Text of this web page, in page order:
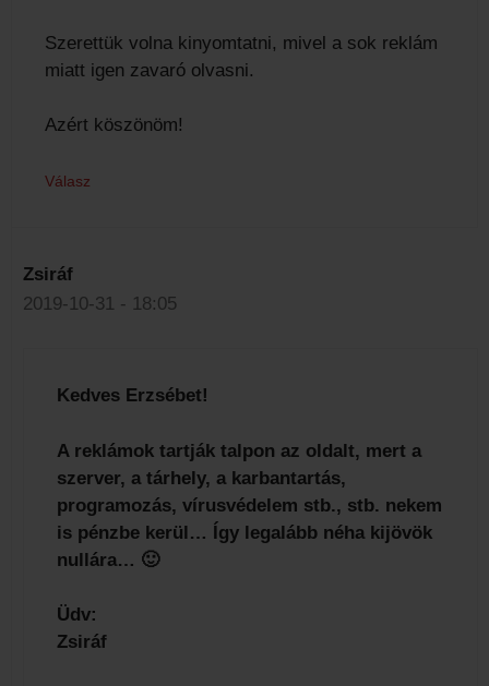
Szerettük volna kinyomtatni, mivel a sok reklám
miatt igen zavaró olvasni.
Azért köszönöm!
Válasz
Zsiráf
2019-10-31 - 18:05
Kedves Erzsébet!
A reklámok tartják talpon az oldalt, mert a
szerver, a tárhely, a karbantartás,
programozás, vírusvédelem stb., stb. nekem
is pénzbe kerül… Így legalább néha kijövök
nullára… 🙂
Üdv:
Zsiráf